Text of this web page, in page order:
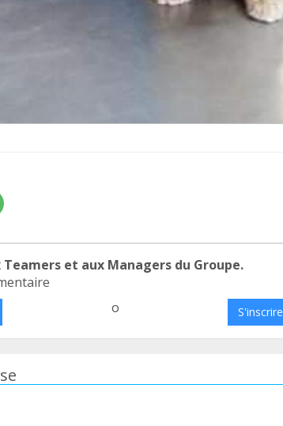
et aux Managers du Groupe.
o S'inscrire